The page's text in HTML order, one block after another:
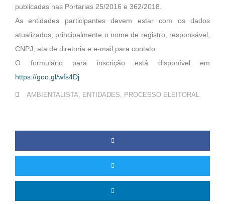
publicadas nas Portarias 25/2016 e 362/2018.
As entidades participantes devem estar com os dados
atualizados, principalmente o nome de registro, responsável,
CNPJ, ata de diretoria e e-mail para contato.
O formulário para inscrição está disponível em
https://goo.gl/wfs4Dj
AMBIENTALISTA, ENTIDADES, PROCESSO ELEITORAL